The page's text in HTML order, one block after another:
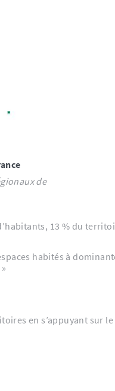
de
13 % du
habités à
en s’appuyant sur